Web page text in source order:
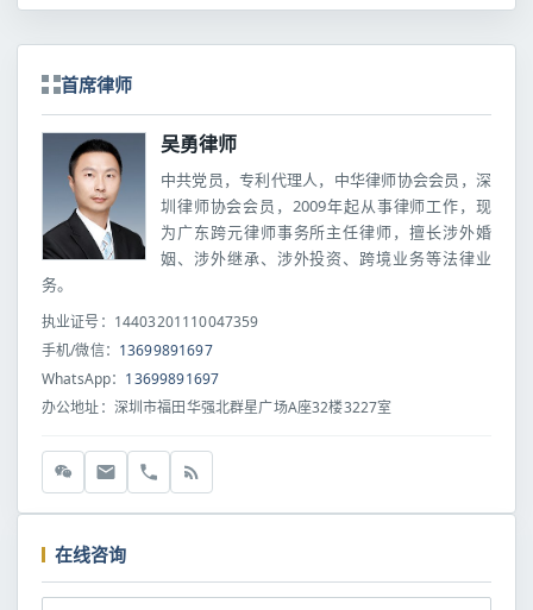
首席律师
吴勇律师
中共党员，专利代理人，中华律师协会会员，深
圳律师协会会员，2009年起从事律师工作，现
为广东跨元律师事务所主任律师，擅长涉外婚
姻、涉外继承、涉外投资、跨境业务等法律业
务。
执业证号：14403201110047359
手机/微信： 13699891697
WhatsApp： 13699891697
办公地址：深圳市福田华强北群星广场A座32楼3227室
在线咨询